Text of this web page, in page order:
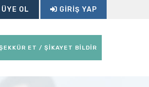
ÜYE OL GIRIŞ YAP
ET / ŞİKAYET BİLDİR